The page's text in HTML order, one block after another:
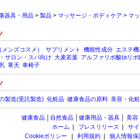
器具・用品 > 製品 > マッサージ・ボディケア > マ
ンズコスメ） サプリメント 機能性成分 エステ
サロン・スパ向け 大麦若葉 アルファリポ酸(αリポ
寒天 車椅子
製造(受託製造) 化粧品 健康食品の原料 美容・化
健康食品 自然食品 健康用品・器具 美容
ホーム
プレスリリース
サ
Cookieポリシー
利用規約 個人情報